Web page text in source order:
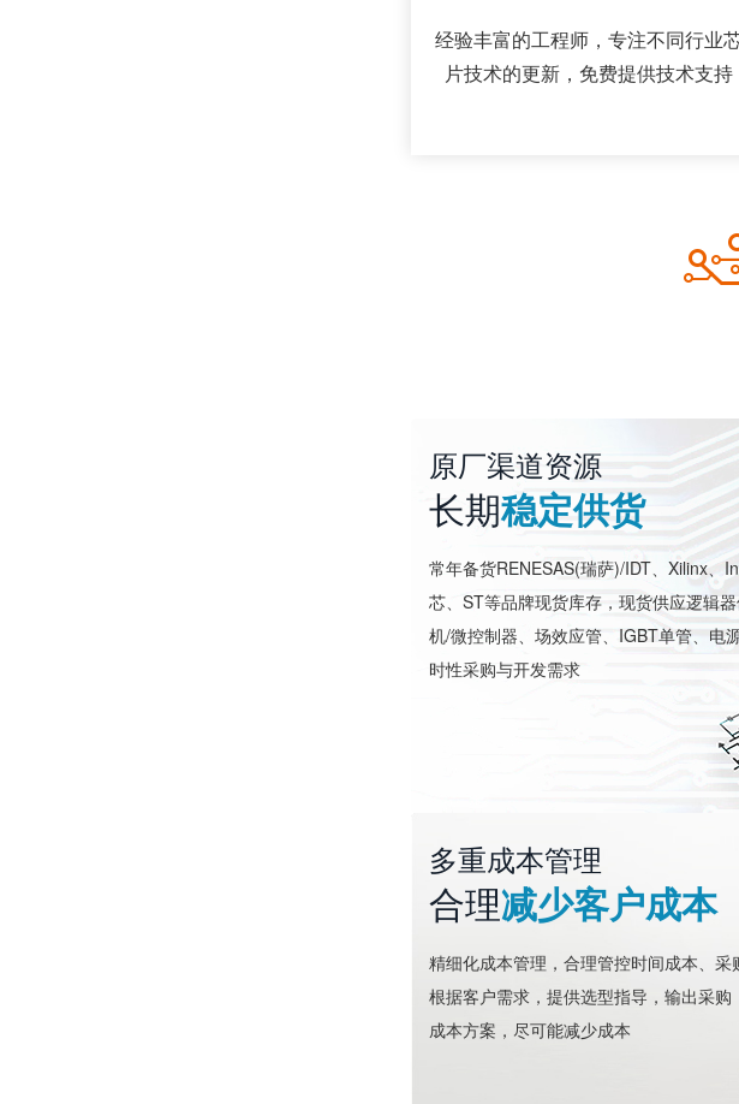
经验丰富的工程师，专注不同行业
片技术的更新，免费提供技术支持
原厂渠道资源
长期稳定供货
常年备货RENESAS(瑞萨)/IDT、Xilinx、
芯、ST等品牌现货库存，现货供应逻辑
机/微控制器、场效应管、IGBT单管、电
时性采购与开发需求
多重成本管理
合理减少客户成本
精细化成本管理，合理管控时间成本、采
根据客户需求，提供选型指导，输出采购
成本方案，尽可能减少成本